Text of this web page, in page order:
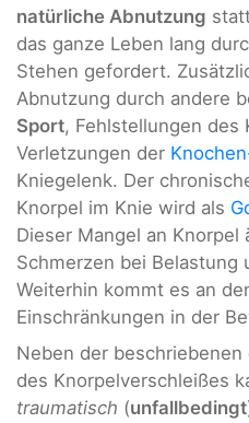
natürliche Abnutzung
das ganze Leben lang
Stehen gefordert.
Abnutzung durch andere
Sport, Fehlstellungen des
Verletzungen der
Kniegelenk. Der
Knorpel im Knie wird als
Dieser Mangel an
Schmerzen bei Belastung
Weiterhin kommt es an
Einschränkungen in der
Neben der beschriebenen
des Knorpelverschleißes
traumatisch (unfallbedingt